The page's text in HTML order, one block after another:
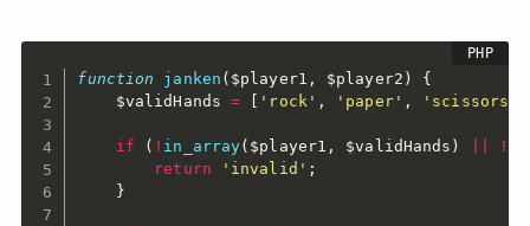
function janken ( $player1 , $player2 )
{
$validHands
= 'rock' , 'paper' , 'scissors'
if ( ! in_array( $player1 , $validHands ) !
return
'invalid' ;
}